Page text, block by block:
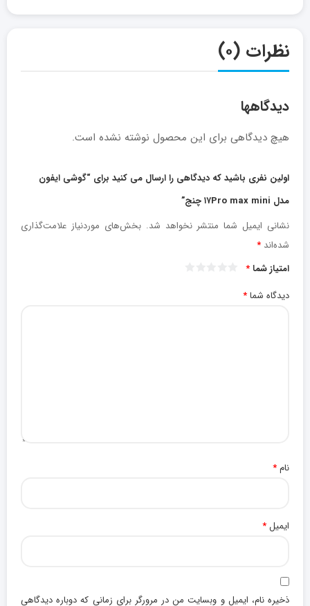
نظرات (۰)
دیدگاهها
هیچ دیدگاهی برای این محصول نوشته نشده است.
اولین نفری باشید که دیدگاهی را ارسال می کنید برای “گوشی ایفون
مدل ۱۷Pro max mini چنج”
نشانی ایمیل شما منتشر نخواهد شد. بخش‌های موردنیاز علامت‌گذاری
شده‌اند *
امتیاز شما*
دیدگاه شما*
نام*
ایمیل*
ذخیره نام، ایمیل و وبسایت من در مرورگر برای زمانی که دوباره دیدگاهی